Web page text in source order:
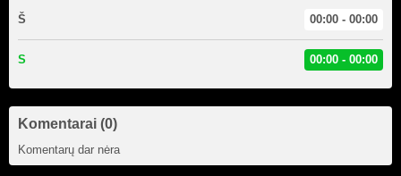
Š 00:00 - 00:00
S 00:00 - 00:00
Komentarai (0)
Komentarų dar nėra